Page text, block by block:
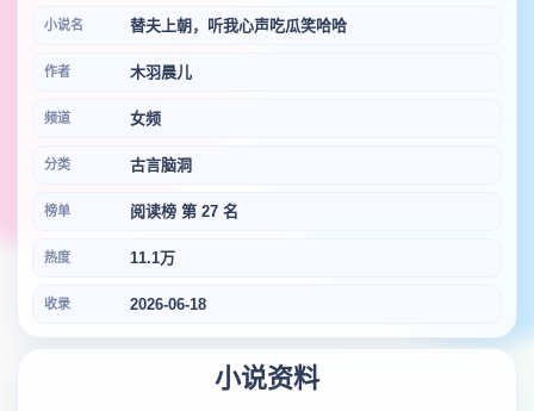
小说名 替夫上朝，听我心声吃瓜笑哈哈
作者 木羽晨儿
频道 女频
分类 古言脑洞
榜单 阅读榜 第 27 名
热度 11.1万
收录 2026-06-18
小说资料